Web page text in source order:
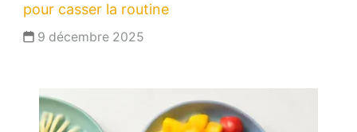
pour casser la routine
9 décembre 2025